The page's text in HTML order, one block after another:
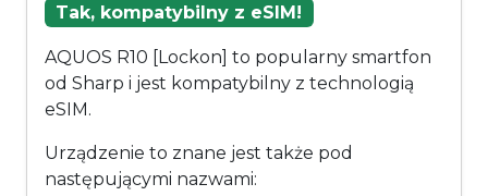
Tak, kompatybilny z eSIM!
AQUOS R10 [Lockon] to popularny smartfon
od Sharp i jest kompatybilny z technologią
eSIM.
Urządzenie to znane jest także pod
następującymi nazwami: